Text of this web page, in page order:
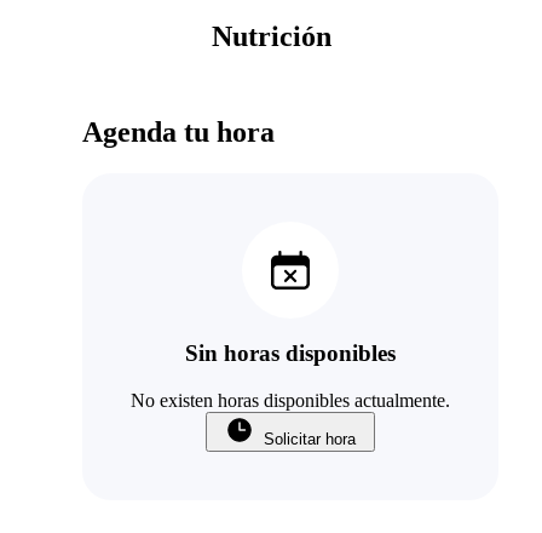
Nutrición
Agenda tu hora
Sin horas disponibles
No existen horas disponibles actualmente.
Solicitar hora